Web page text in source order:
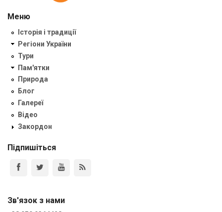
Меню
Історія і традиції
Регіони України
Тури
Пам'ятки
Природа
Блог
Галереї
Відео
Закордон
Підпишіться
Зв'язок з нами